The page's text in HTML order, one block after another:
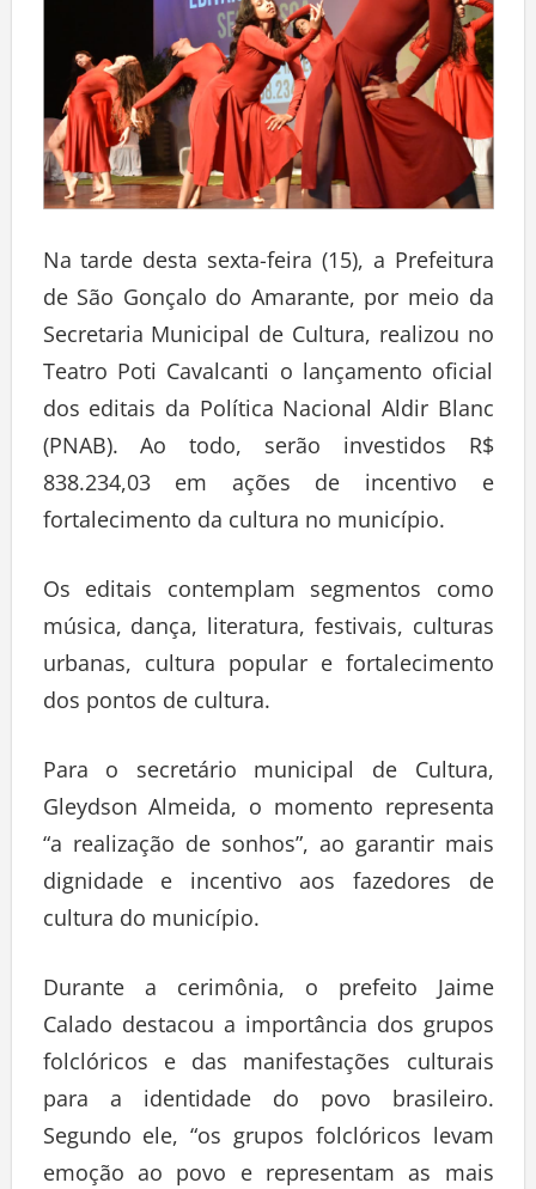
Na tarde desta sexta-feira (15), a Prefeitura
de São Gonçalo do Amarante, por meio da
Secretaria Municipal de Cultura, realizou no
Teatro Poti Cavalcanti o lançamento oficial
dos editais da Política Nacional Aldir Blanc
(PNAB). Ao todo, serão investidos R$
838.234,03 em ações de incentivo e
fortalecimento da cultura no município.
Os editais contemplam segmentos como
música, dança, literatura, festivais, culturas
urbanas, cultura popular e fortalecimento
dos pontos de cultura.
Para o secretário municipal de Cultura,
Gleydson Almeida, o momento representa
“a realização de sonhos”, ao garantir mais
dignidade e incentivo aos fazedores de
cultura do município.
Durante a cerimônia, o prefeito Jaime
Calado destacou a importância dos grupos
folclóricos e das manifestações culturais
para a identidade do povo brasileiro.
Segundo ele, “os grupos folclóricos levam
emoção ao povo e representam as mais